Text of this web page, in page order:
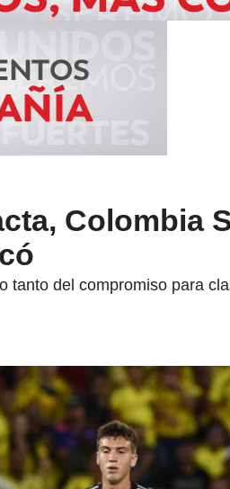
Colombia
tanto del compromiso para